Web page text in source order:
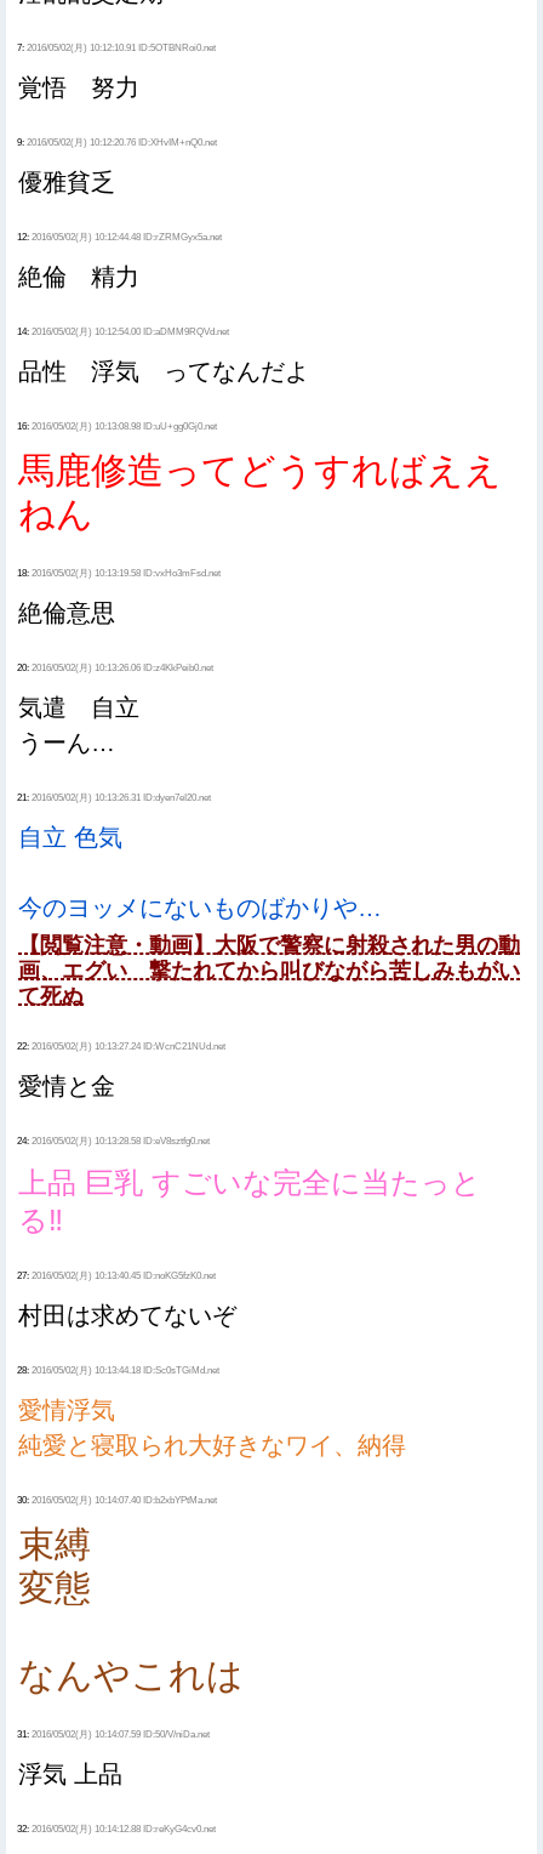
7: 2016/05/02(月) 10:12:10.91 ID:5OTBNRoi0.net
覚悟 努力
9: 2016/05/02(月) 10:12:20.76 ID:XHvIM+nQ0.net
優雅貧乏
12: 2016/05/02(月) 10:12:44.48 ID:rZRMGyx5a.net
絶倫 精力
14: 2016/05/02(月) 10:12:54.00 ID:aDMM9RQVd.net
品性 浮気 ってなんだよ
16: 2016/05/02(月) 10:13:08.98 ID:uU+gg0Gj0.net
馬鹿修造ってどうすればええ
ねん
18: 2016/05/02(月) 10:13:19.58 ID:vxHo3mFsd.net
絶倫意思
20: 2016/05/02(月) 10:13:26.06 ID:z4KkPeib0.net
気遣 自立
うーん…
21: 2016/05/02(月) 10:13:26.31 ID:dyen7eI20.net
自立 色気
今のヨッメにないものばかりや…
【閲覧注意・動画】大阪で警察に射殺された男の動
画、エグい 撃たれてから叫びながら苦しみもがい
て死ぬ
22: 2016/05/02(月) 10:13:27.24 ID:WcnC21NUd.net
愛情と金
24: 2016/05/02(月) 10:13:28.58 ID:eV8sztfg0.net
上品 巨乳 すごいな完全に当たっと
る‼
27: 2016/05/02(月) 10:13:40.45 ID:noKG5fzK0.net
村田は求めてないぞ
28: 2016/05/02(月) 10:13:44.18 ID:Sc0sTGiMd.net
愛情浮気
純愛と寝取られ大好きなワイ、納得
30: 2016/05/02(月) 10:14:07.40 ID:b2xbYPtMa.net
束縛
変態
なんやこれは
31: 2016/05/02(月) 10:14:07.59 ID:50/V/niDa.net
浮気 上品
32: 2016/05/02(月) 10:14:12.88 ID:reKyG4cv0.net